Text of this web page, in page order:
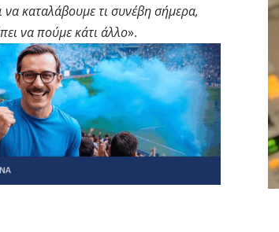
καταλάβουμε τι συνέβη σήμερα,
να πούμε κάτι άλλο».